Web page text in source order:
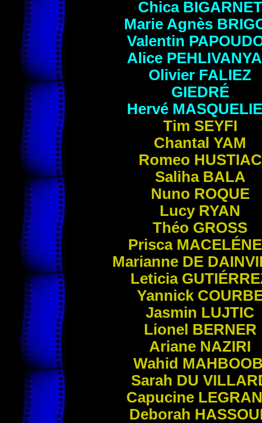
Chica BIGARNET
Marie Agnès
Valentin
Alice
Olivier FALIEZ
GIEDRÉ
Hervé
Tim SEYFI
Chantal YAM
Romeo HUSTIAC
Saliha BALA
Nuno ROQUE
Lucy RYAN
Théo GROSS
Prisca
Marianne DE
Leticia
Yannick
Jasmin LUJTIC
Lionel BERNER
Ariane NAZIRI
Wahid
Sarah DU
Capucine
Deborah